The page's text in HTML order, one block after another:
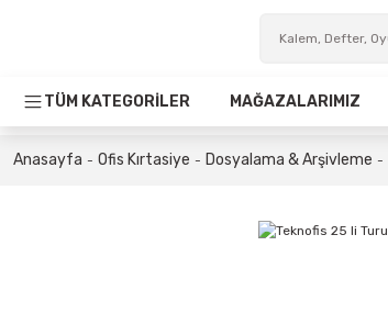
TÜM KATEGORİLER MAĞAZALARIMIZ
Anasayfa Ofis Kırtasiye Dosyalama & Arşivleme